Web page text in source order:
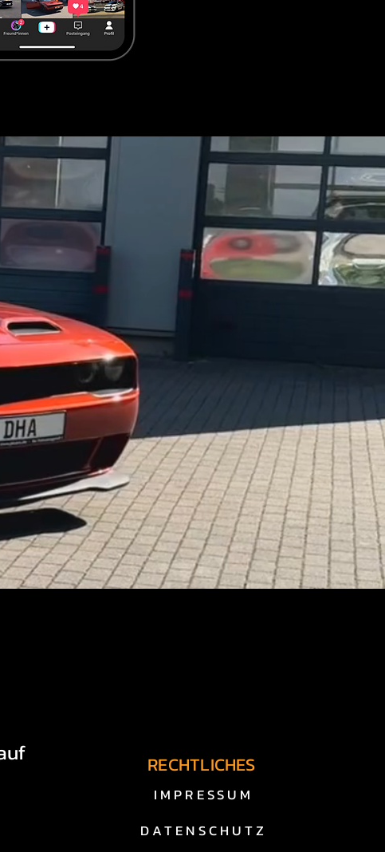
Technik und Zulassung korrekt
werden sorgfältig
zu einem fairen Preis zu
der
RECHTLICHES
IMPRESSUM
DATENSCHUTZ